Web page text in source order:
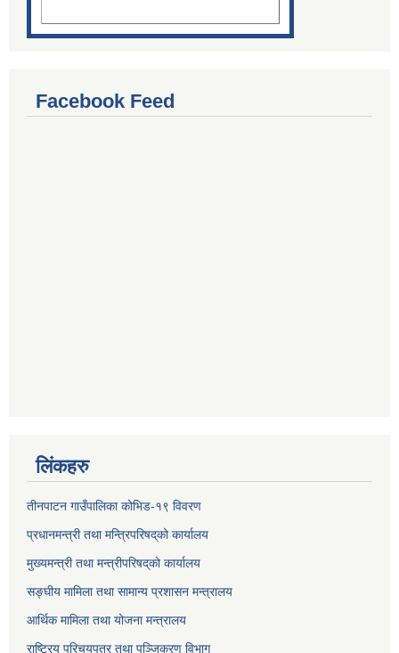
Facebook Feed
लिंकहरु
तीनपाटन गाउँपालिका कोभिड-१९ विवरण
प्रधानमन्त्री तथा मन्त्रिपरिषद्‌को कार्यालय
मुख्यमन्त्री तथा मन्त्रीपरिषद्‌को कार्यालय
सङ्घीय मामिला तथा सामान्य प्रशासन मन्त्रालय
आर्थिक मामिला तथा योजना मन्त्रालय
राष्ट्रिय परिचयपत्र तथा पञ्जिकरण विभाग